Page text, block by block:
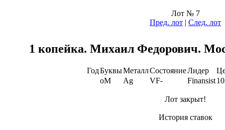
Лот № 7
Пред. лот | След. лот
1 копейка. Михаил Федорович.
ГодБуквыМеталлСостояниеЛидер
оМ
Ag VF- Finansist
Лот закрыт!
История ставок